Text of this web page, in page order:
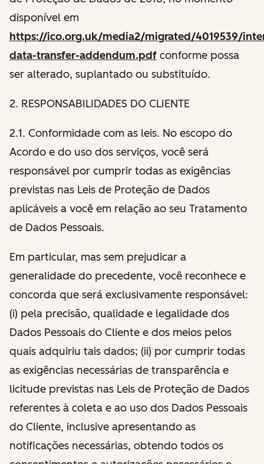
disponível em
https://ico.org.uk/media2/migrated/4019539/
data-transfer-addendum.pdf conforme possa
ser alterado, suplantado ou substituído.
2. RESPONSABILIDADES DO CLIENTE
2.1. Conformidade com as leis. No escopo do
Acordo e do uso dos serviços, você será
responsável por cumprir todas as exigências
previstas nas Leis de Proteção de Dados
aplicáveis a você em relação ao seu Tratamento
de Dados Pessoais.
Em particular, mas sem prejudicar a
generalidade do precedente, você reconhece e
concorda que será exclusivamente responsável:
(i) pela precisão, qualidade e legalidade dos
Dados Pessoais do Cliente e dos meios pelos
quais adquiriu tais dados; (ii) por cumprir todas
as exigências necessárias de transparência e
licitude previstas nas Leis de Proteção de Dados
referentes à coleta e ao uso dos Dados Pessoais
do Cliente, inclusive apresentando as
notificações necessárias, obtendo todos os